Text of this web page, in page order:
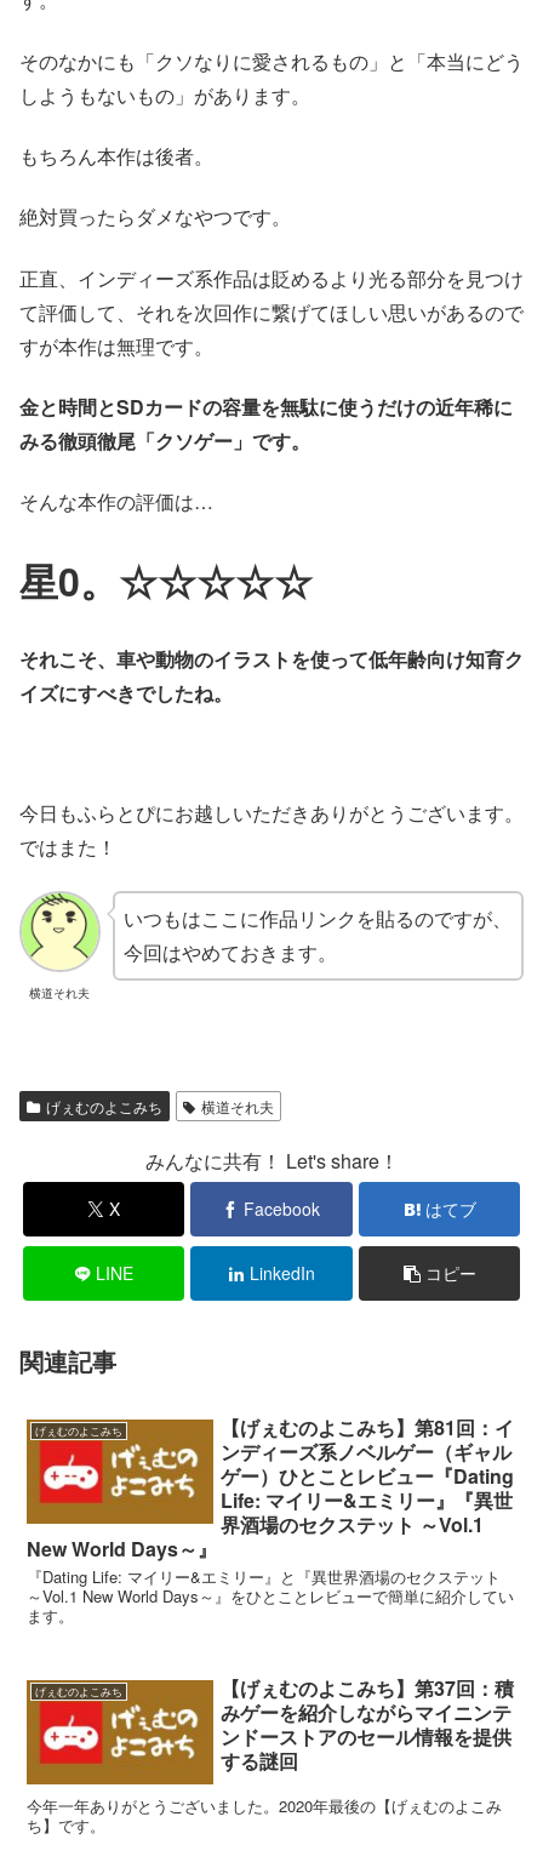
そのなかにも「クソなりに愛されるもの」と「本当にどう
しようもないもの」があります。
もちろん本作は後者。
絶対買ったらダメなやつです。
正直、インディーズ系作品は貶めるより光る部分を見つけ
て評価して、それを次回作に繋げてほしい思いがあるので
すが本作は無理です。
金と時間とSDカードの容量を無駄に使うだけの近年稀に
みる徹頭徹尾「クソゲー」です。
そんな本作の評価は…
星0。☆☆☆☆☆
それこそ、車や動物のイラストを使って低年齢向け知育ク
イズにすべきでしたね。
今日もふらとぴにお越しいただきありがとうございます。
ではまた！
横道それ夫
いつもはここに作品リンクを貼るのですが、
今回はやめておきます。
げぇむのよこみち 横道それ夫
みんなに共有！ Let's share！
X Facebook はてブ
LINE LinkedIn コピー
関連記事
げぇむのよこみち
【げぇむのよこみち】第81回：イ
ンディーズ系ノベルゲー（ギャル
ゲー）ひとことレビュー『Dating
Life: マイリー&エミリー』『異世
界酒場のセクステット ～Vol.1
New World Days～』
『Dating Life: マイリー&エミリー』と『異世界酒場のセクステット
～Vol.1 New World Days～』をひとことレビューで簡単に紹介してい
ます。
げぇむのよこみち
【げぇむのよこみち】第37回：積
みゲーを紹介しながらマイニンテ
ンドーストアのセール情報を提供
する謎回
今年一年ありがとうございました。2020年最後の【げぇむのよこみ
ち】です。